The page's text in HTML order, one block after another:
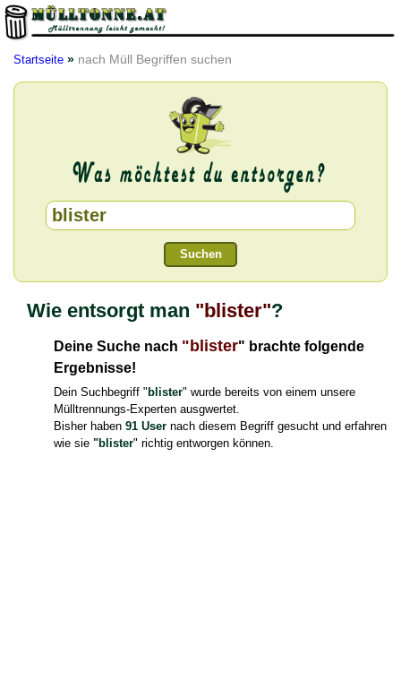
Startseite » nach Müll Begriffen suchen
Suchen
Wie entsorgt man "blister"?
Deine Suche nach "blister" brachte folgende
Ergebnisse!
Dein Suchbegriff " blister" wurde bereits von einem unsere
Mülltrennungs-Experten ausgwertet.
Bisher haben 91 User nach diesem Begriff gesucht und erfahren
wie sie "blister" richtig entworgen können.